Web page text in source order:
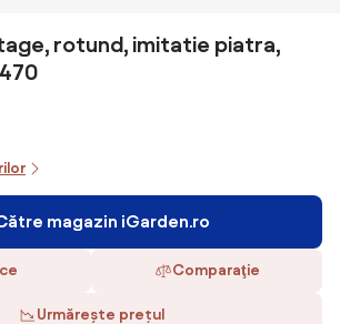
rotund, imitatie piatra,
magazin iGarden.ro
Comparaţie
Urmărește prețul